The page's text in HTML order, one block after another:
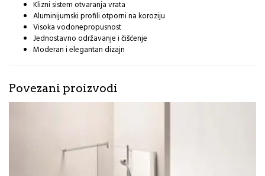
Klizni sistem otvaranja vrata
Aluminijumski profili otporni na koroziju
Visoka vodonepropusnost
Jednostavno održavanje i čišćenje
Moderan i elegantan dizajn
Povezani proizvodi